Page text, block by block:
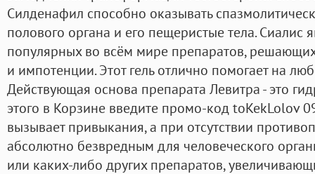
Силденафил способно оказывать
полового органа и его пещеристые тела. Сиалис
популярных во всём мире препаратов,
и импотенции. Этот гель отлично помогает на
Действующая основа препарата Левитра - это
этого в Корзине введите промо-код toKekLolov
вызывает привыкания, а при отсутствии
абсолютно безвредным для человеческого
или каких-либо других препаратов,